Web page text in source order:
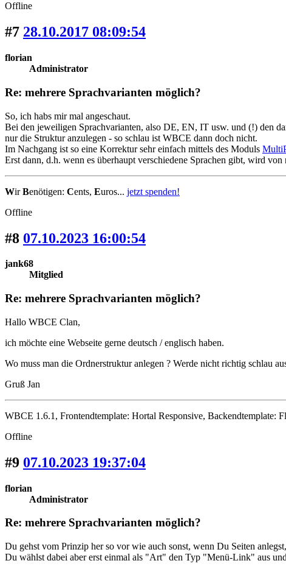
Offline
#7 28.10.2017 08:09:54
florian
Administrator
Re: mehrere Sprachvarianten möglich?
So, ich habs mir mal angeschaut.
Bei den jeweiligen Sprachvarianten, also DE, EN, IT usw. und (!) den
nur die Struktur anzulegen - so schlau ist WBCE dann doch nicht.
Im Nachgang ist so eine Korrektur sehr einfach mittels des Moduls
Erst dann, d.h. wenn es überhaupt verschiedene Sprachen gibt, wird
WirBenötigen: Cents, Euros... jetzt spenden!
Offline
#8 07.10.2023 16:00:54
jank68
Mitglied
Re: mehrere Sprachvarianten möglich?
Hallo WBCE Clan,
ich möchte eine Webseite gerne deutsch / englisch haben.
Wo muss man die Ordnerstruktur anlegen ? Werde nicht richtig schlau
Gruß Jan
WBCE 1.6.1, Frontendtemplate: Hortal Responsive, Backendtemplate:
Offline
#9 07.10.2023 19:37:04
florian
Administrator
Re: mehrere Sprachvarianten möglich?
Du gehst vom Prinzip her so vor wie auch sonst, wenn Du Seiten
Du wählst dabei aber erst einmal als "Art" den Typ "Menü-Link" aus